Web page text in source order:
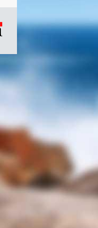
/
gouvernement